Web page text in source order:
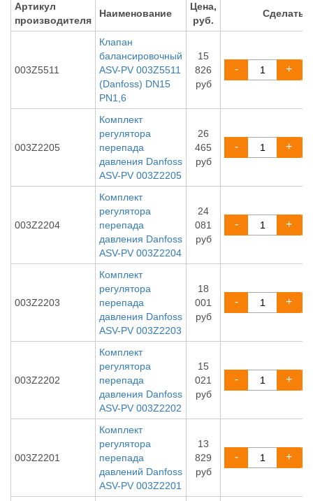
Артикул
производителя
Наименование
Цена,
руб.
Сделать
003Z5511
Клапан
балансировочный
ASV-PV 003Z5511
(Danfoss) DN15
PN1,6
15
826
руб
- +
003Z2205
Комплект
регулятора
перепада
давления Danfoss
ASV-PV 003Z2205
26
465
руб
- +
003Z2204
Комплект
регулятора
перепада
давления Danfoss
ASV-PV 003Z2204
24
081
руб
- +
003Z2203
Комплект
регулятора
перепада
давления Danfoss
ASV-PV 003Z2203
18
001
руб
- +
003Z2202
Комплект
регулятора
перепада
давления Danfoss
ASV-PV 003Z2202
15
021
руб
- +
003Z2201
Комплект
регулятора
перепада
давлений Danfoss
ASV-PV 003Z2201
13
829
руб
- +